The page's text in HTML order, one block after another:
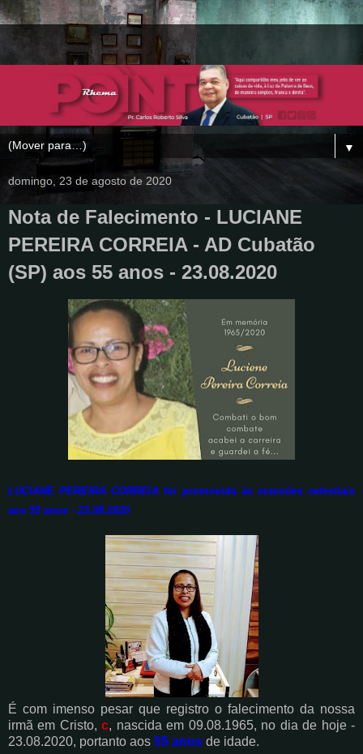
▼
domingo, 23 de agosto de 2020
Nota de Falecimento - LUCIANE
PEREIRA CORREIA - AD Cubatão
(SP) aos 55 anos - 23.08.2020
LUCIANE PEREIRA CORREIA foi promovida às mansões celestiais
aos 55 anos - 23.08.2020
É com imenso pesar que registro o falecimento da nossa
irmã em Cristo,c, nascida em 09.08.1965, no dia de hoje -
23.08.2020, portanto aos 55 anos de idade.